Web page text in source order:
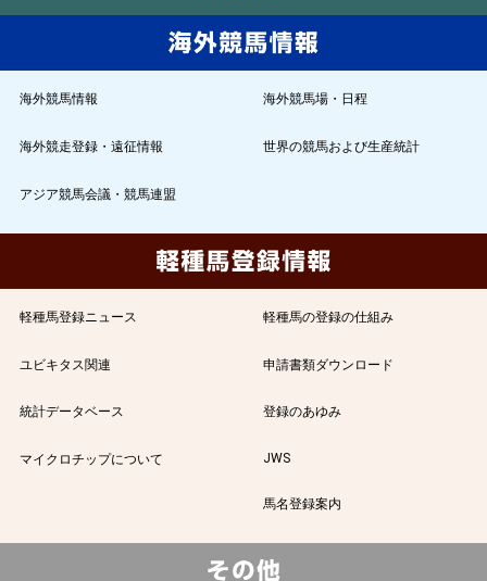
海外競馬情報 海外競馬場・日程
海外競走登録・遠征情報 世界の競馬および生産統計
アジア競馬会議・競馬連盟
軽種馬登録ニュース 軽種馬の登録の仕組み
ユビキタス関連 申請書類ダウンロード
統計データベース 登録のあゆみ
マイクロチップについて JWS
馬名登録案内